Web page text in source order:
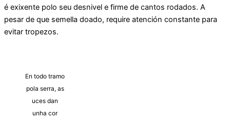
é exixente polo seu desnivel e firme de cantos rodados. A
pesar de que semella doado, require atención constante para
evitar tropezos.
En todo tramo
pola serra, as
uces dan
unha cor